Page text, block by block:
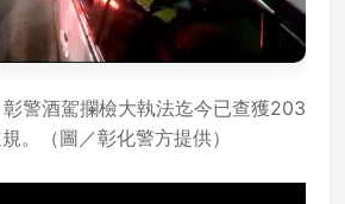
警酒駕攔檢大執法迄今已查獲203
。（圖／彰化警方提供）